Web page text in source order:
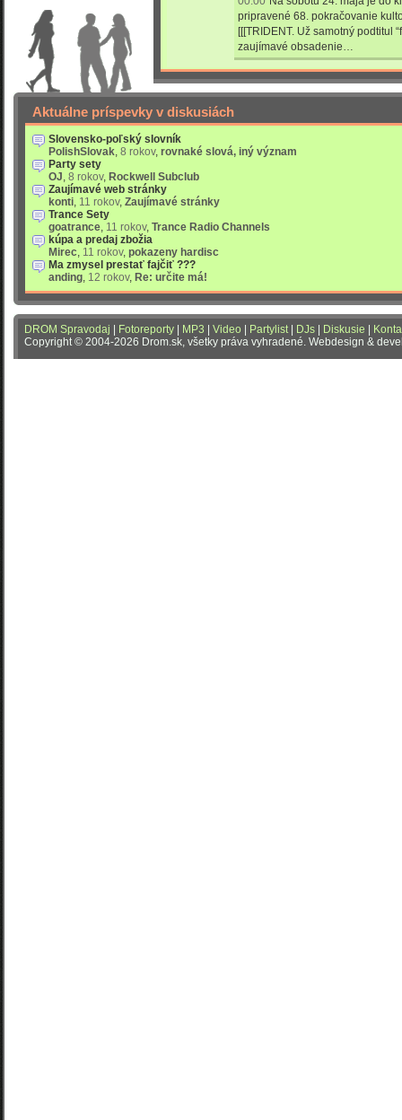
pripravené 68. pokračovanie
[[[TRIDENT. Už samotný podtitul
zaujímavé obsadenie…
Aktuálne príspevky v diskusiách
Slovensko-poľský slovník
PolishSlovak, 8 rokov, rovnaké slová, iný význam
Party sety
OJ, 8 rokov, Rockwell Subclub
Zaujímavé web stránky
konti, 11 rokov, Zaujímavé stránky
Trance Sety
goatrance, 11 rokov, Trance Radio Channels
kúpa a predaj zbožia
Mirec, 11 rokov, pokazeny hardisc
Ma zmysel prestať fajčiť ???
anding, 12 rokov, Re: určite má!
DROM Spravodaj Fotoreporty MP3 Video Partylist| DJs Diskusie
Copyright © 2004-2026 Drom.sk, všetky práva vyhradené. Webdesign &